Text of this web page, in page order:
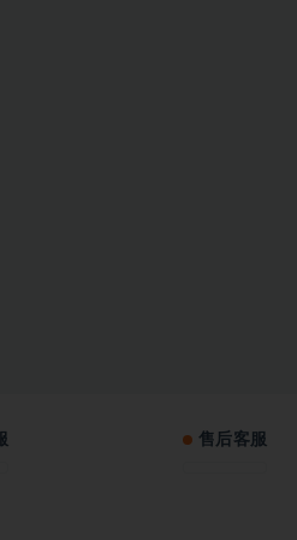
售后客服